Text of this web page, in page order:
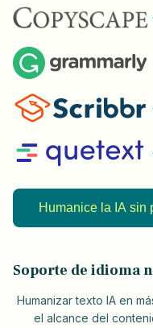
Humanice la IA sin
Soporte de idioma
Humanizar texto IA en
el alcance del